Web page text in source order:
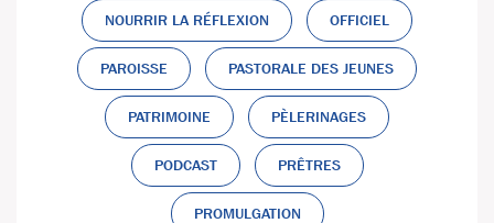
NOURRIR LA RÉFLEXION OFFICIEL
PAROISSE PASTORALE DES JEUNES
PATRIMOINE PÈLERINAGES
PODCAST PRÊTRES
PROMULGATION